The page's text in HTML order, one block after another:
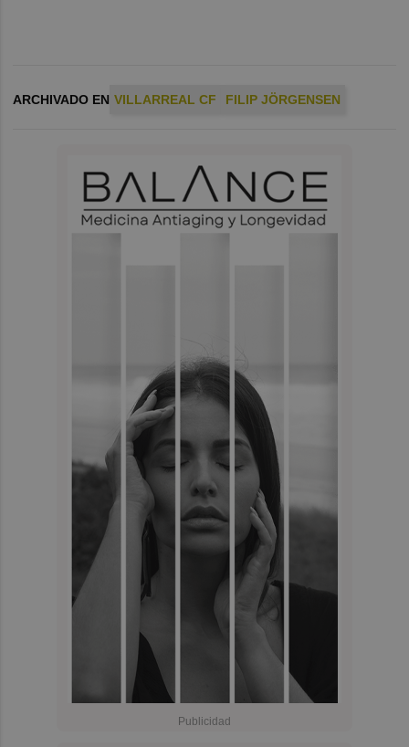
ARCHIVADO EN VILLARREAL CF FILIP JÖRGENSEN